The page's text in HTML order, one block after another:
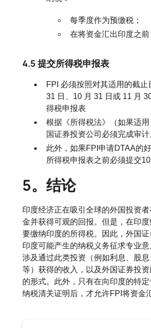
每季度作为预缴税；
在将资金汇出印度之前
4.5 提交所得税申报表
FPI 必须按照对其适用的截止
31 日、10 月 31 日或 11 月
得税申报表
根据《所得税法》（如果适
国证券投资公司必须完成审计
此外，如果FPI申请DTAA的
所得税申报表之前必须提交
5。结论
印度经济正在吸引全球的外国投资
金并获得可观的回报。但是，在印
要缴纳印度的所得税。因此，外国
印度可能产生的纳税义务征求专业
涉及通过此类投资（例如利息、股
等）获得的收入，以及外国证券投
的形式。此外，只有在向印度的特
纳税清关证明后，才允许FPI将资金